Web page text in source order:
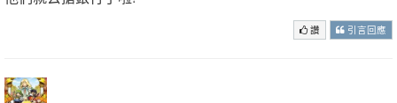
讚 引言回應